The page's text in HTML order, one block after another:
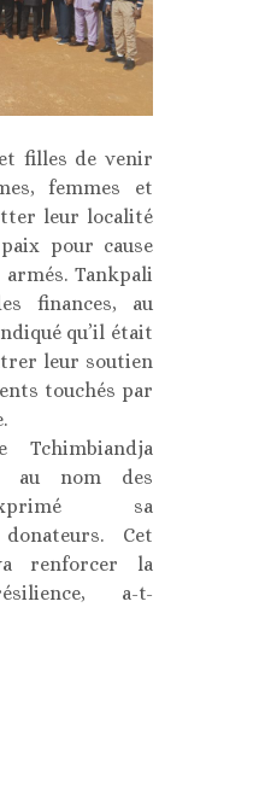
filles de venir
femmes et
leur localité
pour cause
armés. Tankpali
finances, au
qu’il était
leur soutien
touchés par
au nom des
sa
Cet
renforcer la
a-t-